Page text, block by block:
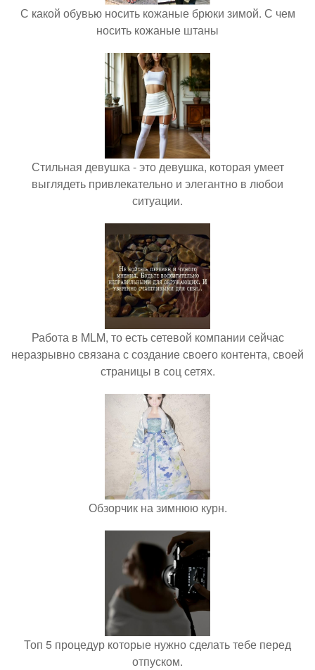
С какой обувью носить кожаные брюки зимой. С чем
носить кожаные штаны
Стильная девушка - это девушка, которая умеет
выглядеть привлекательно и элегантно в любои
ситуации.
Работа в MLM, то есть сетевой компании сейчас
неразрывно связана с создание своего контента, своей
страницы в соц сетях.
Обзорчик на зимнюю курн.
Топ 5 процедур которые нужно сделать тебе перед
отпуском.